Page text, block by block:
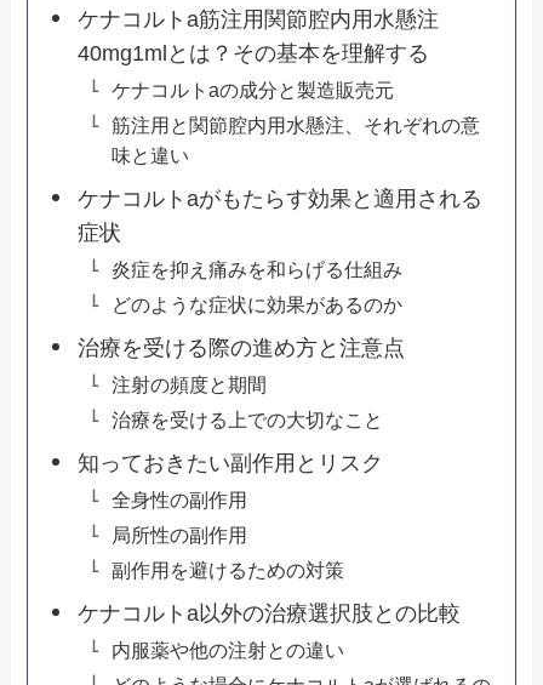
ケナコルトa筋注用関節腔内用水懸注
40mg1mlとは？その基本を理解する
ケナコルトaの成分と製造販売元
筋注用と関節腔内用水懸注、それぞれの意
味と違い
ケナコルトaがもたらす効果と適用される
症状
炎症を抑え痛みを和らげる仕組み
どのような症状に効果があるのか
治療を受ける際の進め方と注意点
注射の頻度と期間
治療を受ける上での大切なこと
知っておきたい副作用とリスク
全身性の副作用
局所性の副作用
副作用を避けるための対策
ケナコルトa以外の治療選択肢との比較
内服薬や他の注射との違い